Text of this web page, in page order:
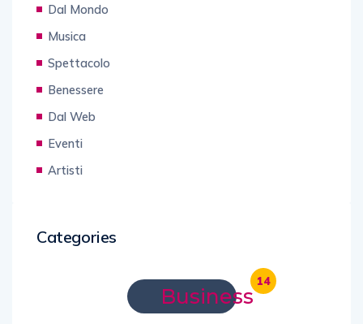
Dal Mondo
Musica
Spettacolo
Benessere
Dal Web
Eventi
Artisti
Categories
Business
14